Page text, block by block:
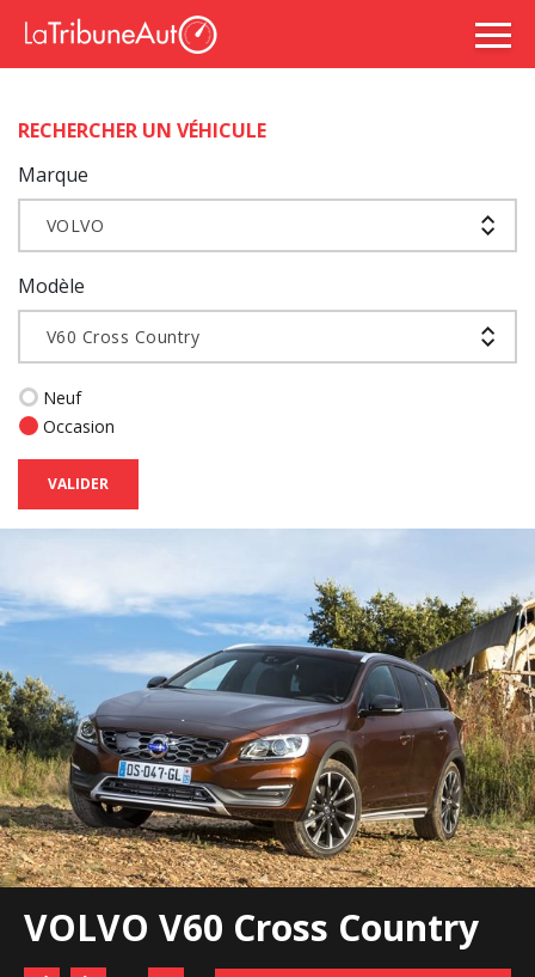
RECHERCHER UN VÉHICULE
Marque
VOLVO
Modèle
V60 Cross Country
Neuf
Occasion
VALIDER
VOLVO V60 Cross Country